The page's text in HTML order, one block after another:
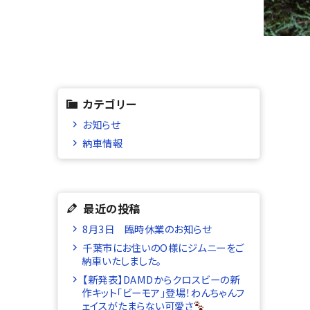
カテゴリー
お知らせ
納車情報
最近の投稿
8月3日 臨時休業のお知らせ
千葉市にお住いのO様にジムニーをご
納車いたしました。
【新発表】DAMDからクロスビーの新
作キット「ビーモア」登場！わんちゃんフ
ェイスがたまらない可愛さ